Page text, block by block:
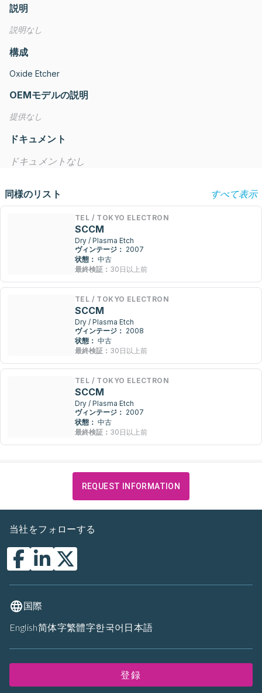
説明
説明なし
構成
Oxide Etcher
OEMモデルの説明
提供なし
ドキュメント
ドキュメントなし
同様のリスト すべて表示
TEL / TOKYO ELECTRON
SCCM
Dry / Plasma Etch
ヴィンテージ： 2007
状態： 中古
最終検証： 30日以上前
TEL / TOKYO ELECTRON
SCCM
Dry / Plasma Etch
ヴィンテージ： 2008
状態： 中古
最終検証： 30日以上前
TEL / TOKYO ELECTRON
SCCM
Dry / Plasma Etch
ヴィンテージ： 2007
状態： 中古
最終検証： 30日以上前
REQUEST INFORMATION
当社をフォローする
国際
English简体字繁體字한국어 日本語
登録